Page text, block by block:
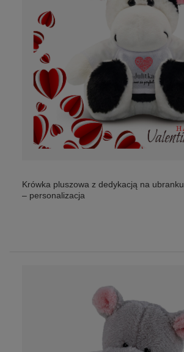
Krówka pluszowa z dedykacją na ubranku
– personalizacja